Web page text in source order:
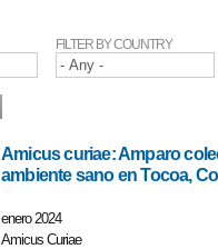
FILTER BY COUNTRY
Amicus curiae: Amparo
ambiente sano en Tocoa,
enero 2024
Amicus Curiae